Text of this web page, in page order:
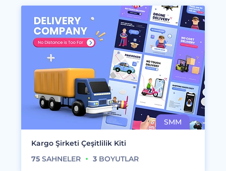
Kargo Şirketi Çeşitlilik Kiti
75 SAHNELER 3 BOYUTLAR